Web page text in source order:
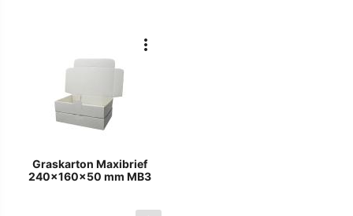
Graskarton Maxibrief
240x160x50 mm MB3